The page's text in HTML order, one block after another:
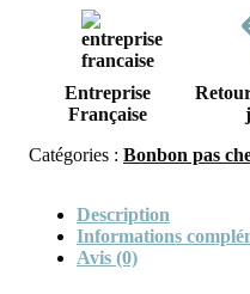
Entreprise
Française
Catégories : Bonbon pas
Description
Informations
Avis (0)